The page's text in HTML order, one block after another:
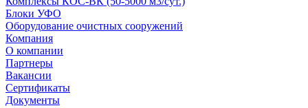
Блоки УФО
Оборудование очистных сооружений
Компания
О компании
Партнеры
Вакансии
Сертификаты
Документы